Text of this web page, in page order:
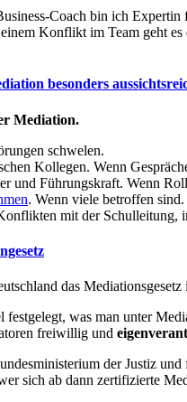
Coach bin ich
Konflikt im Team geht
besonders
Mediation.
schwelen.
Kollegen. Wenn
und Führungskraft. Wenn
. Wenn viele betroffen sind.
mit der Schulleitung,
das Mediationsgesetz
festgelegt, was man unter
freiwillig und
der Justiz
sich ab dann zertifizierte